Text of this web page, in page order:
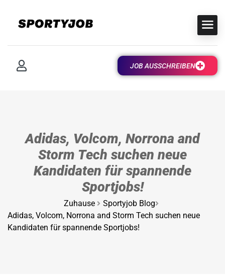
JOB AUSSCHREIBEN
Adidas, Volcom, Norrona and
Storm Tech suchen neue
Kandidaten für spannende
Sportjobs!
Zuhause
Sportyjob Blog
Adidas, Volcom, Norrona and Storm Tech suchen neue
Kandidaten für spannende Sportjobs!